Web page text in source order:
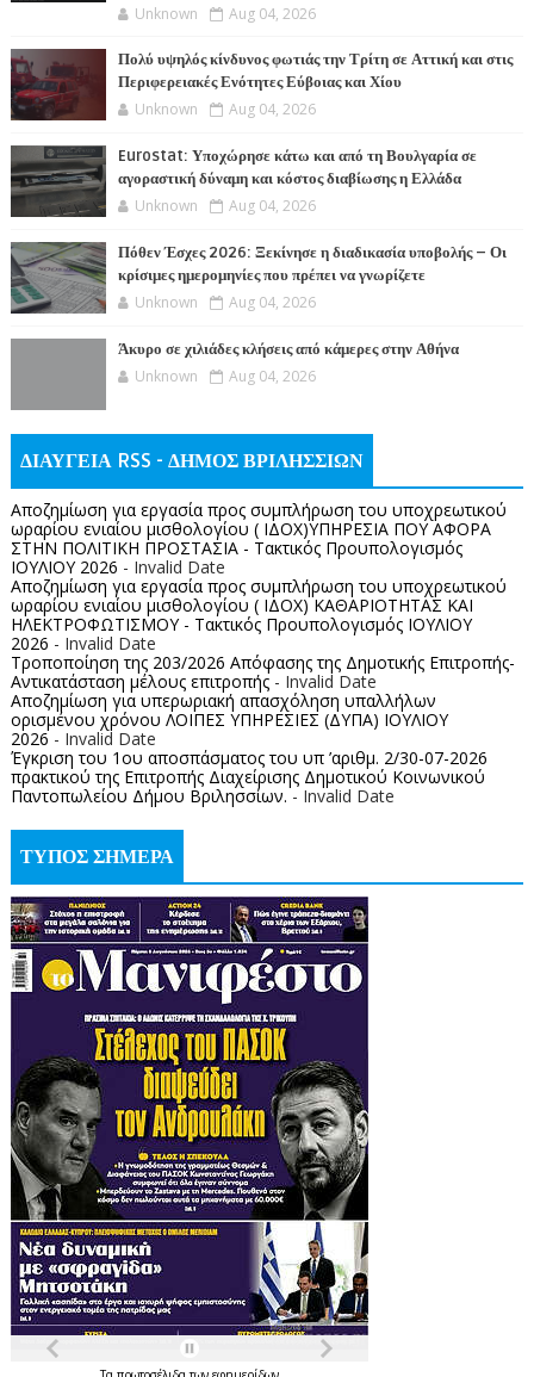
Unknown Aug 04, 2026
Πολύ υψηλός κίνδυνος φωτιάς την Τρίτη σε Αττική και στις
Περιφερειακές Ενότητες Εύβοιας και Χίου
Unknown Aug 04, 2026
Eurostat: Υποχώρησε κάτω και από τη Βουλγαρία σε
αγοραστική δύναμη και κόστος διαβίωσης η Ελλάδα
Unknown Aug 04, 2026
Πόθεν Έσχες 2026: Ξεκίνησε η διαδικασία υποβολής – Οι
κρίσιμες ημερομηνίες που πρέπει να γνωρίζετε
Unknown Aug 04, 2026
Άκυρο σε χιλιάδες κλήσεις από κάμερες στην Αθήνα
Unknown Aug 04, 2026
ΔΙΑΥΓΕΙΑ RSS - ΔΗΜΟΣ ΒΡΙΛΗΣΣΙΩΝ
Αποζημίωση για εργασία προς συμπλήρωση του υποχρεωτικού
ωραρίου ενιαίου μισθολογίου ( ΙΔΟΧ)ΥΠΗΡΕΣΙΑ ΠΟΥ ΑΦΟΡΑ
ΣΤΗΝ ΠΟΛΙΤΙΚΗ ΠΡΟΣΤΑΣΙΑ - Τακτικός Προυπολογισμός
ΙΟΥΛΙΟΥ 2026 - Invalid Date
Αποζημίωση για εργασία προς συμπλήρωση του υποχρεωτικού
ωραρίου ενιαίου μισθολογίου ( ΙΔΟΧ) ΚΑΘΑΡΙΟΤΗΤΑΣ ΚΑΙ
ΗΛΕΚΤΡΟΦΩΤΙΣΜΟΥ - Τακτικός Προυπολογισμός ΙΟΥΛΙΟΥ
2026 - Invalid Date
Τροποποίηση της 203/2026 Απόφασης της Δημοτικής Επιτροπής-
Αντικατάσταση μέλους επιτροπής- Invalid Date
Αποζημίωση για υπερωριακή απασχόληση υπαλλήλων
ορισμένου χρόνου ΛΟΙΠΕΣ ΥΠΗΡΕΣΙΕΣ (ΔΥΠΑ) ΙΟΥΛΙΟΥ
2026- Invalid Date
Έγκριση του 1ου αποσπάσματος του υπ ’αριθμ. 2/30-07-2026
πρακτικού της Επιτροπής Διαχείρισης Δημοτικού Κοινωνικού
Παντοπωλείου Δήμου Βριλησσίων.- Invalid Date
ΤΥΠΟΣ ΣΗΜΕΡΑ